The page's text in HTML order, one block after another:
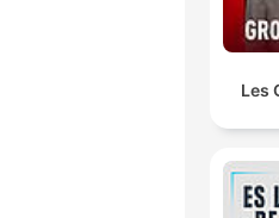
Les